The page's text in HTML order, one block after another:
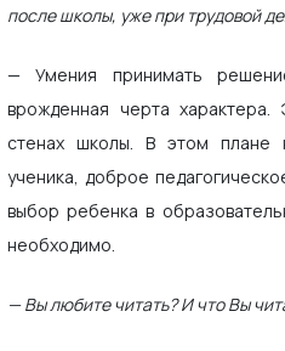
после школы, уже при трудовой
— Умения принимать
врожденная черта
стенах школы. В этом плане
ученика, доброе
выбор ребенка в
необходимо.
— Вы любите читать? И что Вы